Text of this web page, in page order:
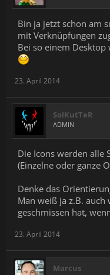
Bin ja jetzt schon am
mit Verknüpfungen
Bei so einem
23. April 2014
SolKutTeR
ADMIN
Die Icons werden alle
(Einzelne oder ganze
Denke das
Man weiß ja z.B.
geschmissen hat,
23. April 2014
Marcus